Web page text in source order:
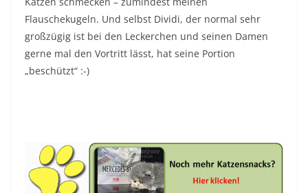
Flauschekugeln. Und selbst Dividi, der normal sehr
großzügig ist bei den Leckerchen und seinen Damen
gerne mal den Vortritt lässt, hat seine Portion
„beschützt“ :-)